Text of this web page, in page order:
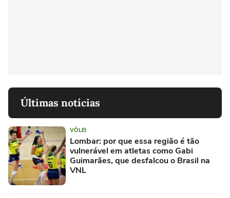
Últimas notícias
VÔLEI
Lombar: por que essa região é tão
vulnerável em atletas como Gabi
Guimarães, que desfalcou o Brasil na
VNL